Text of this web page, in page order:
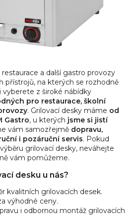
p
i
s
u
a další gastro provozy
přístrojů, na kterých se rozhodně
vyberete z široké nábídky
pro restaurace, školní
. Grilovací desky máme od
Gastro, u kterých jsme si jistí
vám samozřejmě dopravu,
i pozáruční servis. Pokud
grilovací desky, neváhejte
vám pomůžeme.
desku u nás?
kvalitních grilovacích desek.
výhodné ceny.
i odbornou montáž grilovacích